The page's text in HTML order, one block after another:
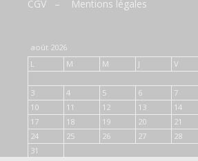
CGV – Mentions légales
août 2026
L
M M J V
3
4 5 6 7
10
11 12 13 14
17
18 19 20 21
24
25 26 27 28
31